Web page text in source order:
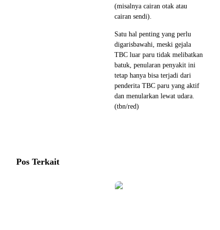
(misalnya cairan otak atau
cairan sendi).
Satu hal penting yang perlu
digarisbawahi, meski gejala
TBC luar paru tidak melibatkan
batuk, penularan penyakit ini
tetap hanya bisa terjadi dari
penderita TBC paru yang aktif
dan menularkan lewat udara.
(tbn/red)
Pos Terkait